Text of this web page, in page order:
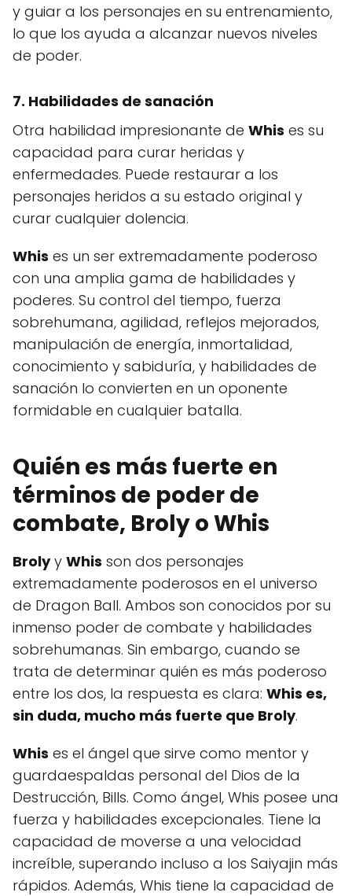
y guiar a los personajes en su entrenamiento,
lo que los ayuda a alcanzar nuevos niveles
de poder.
7. Habilidades de sanación
Otra habilidad impresionante de Whis es su
capacidad para curar heridas y
enfermedades. Puede restaurar a los
personajes heridos a su estado original y
curar cualquier dolencia.
Whis es un ser extremadamente poderoso
con una amplia gama de habilidades y
poderes. Su control del tiempo, fuerza
sobrehumana, agilidad, reflejos mejorados,
manipulación de energía, inmortalidad,
conocimiento y sabiduría, y habilidades de
sanación lo convierten en un oponente
formidable en cualquier batalla.
Quién es más fuerte en
términos de poder de
combate, Broly o Whis
Brolyy Whis son dos personajes
extremadamente poderosos en el universo
de Dragon Ball. Ambos son conocidos por su
inmenso poder de combate y habilidades
sobrehumanas. Sin embargo, cuando se
trata de determinar quién es más poderoso
entre los dos, la respuesta es clara: Whis es,
sin duda, mucho más fuerte que Broly.
Whis es el ángel que sirve como mentor y
guardaespaldas personal del Dios de la
Destrucción, Bills. Como ángel, Whis posee una
fuerza y habilidades excepcionales. Tiene la
capacidad de moverse a una velocidad
increíble, superando incluso a los Saiyajin más
rápidos. Además, Whis tiene la capacidad de